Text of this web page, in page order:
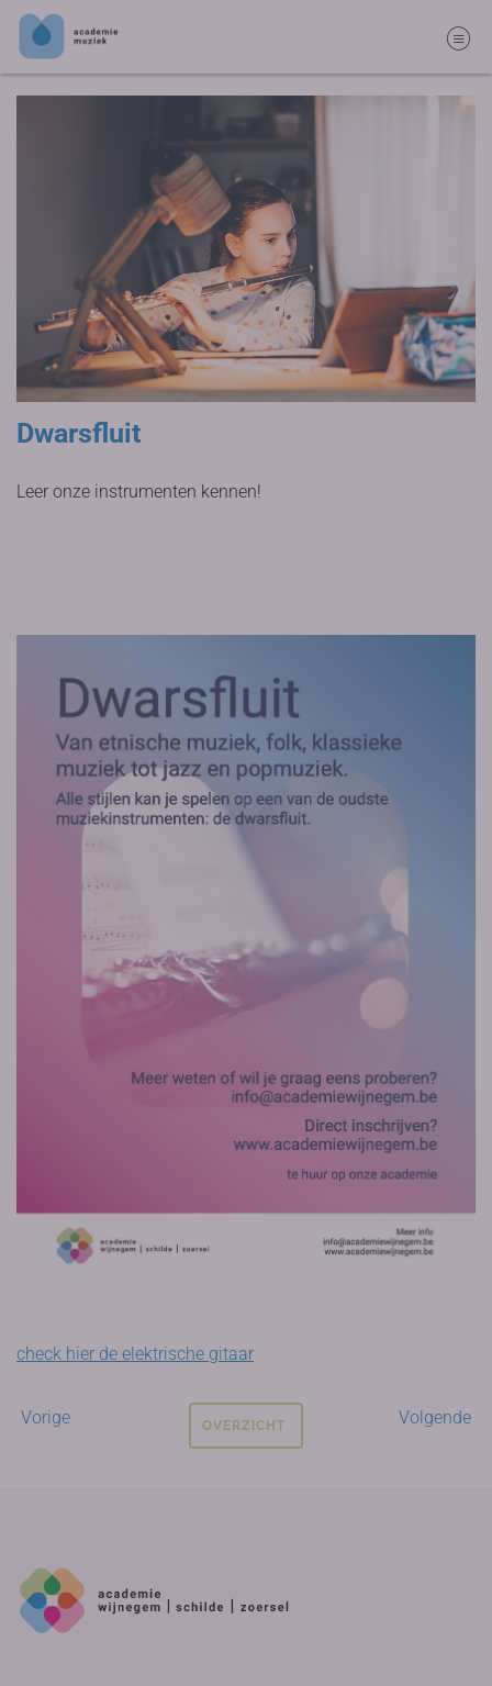
Dwarsfluit
Leer onze instrumenten kennen!
check hier de elektrische gitaar
Vorige Volgende
OVERZICHT